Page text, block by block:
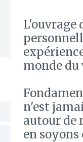
L'ouvrage
monde
n'est
autour de
en